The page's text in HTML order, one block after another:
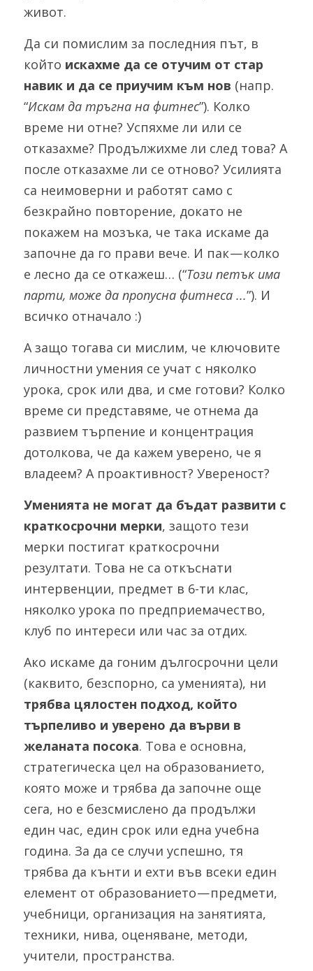
живот.
Да си помислим за последния път, в
който искахме да се отучим от стар
навик и да се приучим към нов (напр.
“Искам да тръгна на фитнес”). Колко
време ни отне? Успяхме ли или се
отказахме? Продължихме ли след това? А
после отказахме ли се отново? Усилията
са неимоверни и работят само с
безкрайно повторение, докато не
покажем на мозъка, че така искаме да
започне да го прави вече. И пак — колко
е лесно да се откажеш… (“Този петък има
парти, може да пропусна фитнеса ...”). И
всичко отначало :)
А защо тогава си мислим, че ключовите
личностни умения се учат с няколко
урока, срок или два, и сме готови? Колко
време си представяме, че отнема да
развием търпение и концентрация
дотолкова, че да кажем уверено, че я
владеем? А проактивност? Увереност?
Уменията не могат да бъдат развити с
краткосрочни мерки, защото тези
мерки постигат краткосрочни
резултати. Това не са откъснати
интервенции, предмет в 6-ти клас,
няколко урока по предприемачество,
клуб по интереси или час за отдих.
Ако искаме да гоним дългосрочни цели
трябва цялостен подход, който
търпеливо и уверено да върви в
желаната посока. Това е основна,
стратегическа цел на образованието,
която може и трябва да започне още
сега, но е безсмислено да продължи
един час, един срок или една учебна
година. За да се случи успешно, тя
трябва да кънти и ехти във всеки един
елемент от образованието — предмети,
учебници, организация на занятията,
техники, нива, оценяване, методи,
учители, пространства.